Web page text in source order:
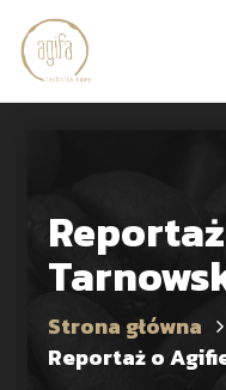
Strona główna
Reportaż o